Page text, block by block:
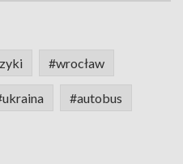
#wrocław
#autobus